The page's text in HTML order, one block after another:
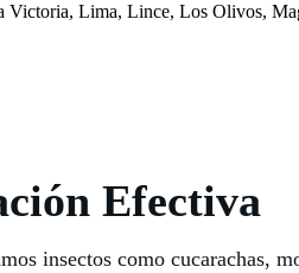
Lima, Lince, Los Olivos,
Efectiva
insectos como cucarachas,